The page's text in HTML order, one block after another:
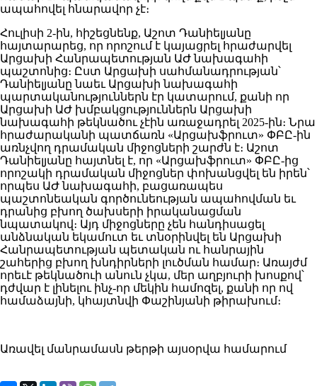
ապահովել հնարավոր չէ։
Հուլիսի 2-ին, հիշեցնենք, Աշոտ Դանիելյանը
հայտարարեց, որ որոշում է կայացրել հրաժարվել
Արցախի Հանրապետության ԱԺ նախագահի
պաշտոնից։ Ըստ Արցախի սահմանադրության՝
Դանիելյանը նաեւ Արցախի նախագահի
պարտականություններն էր կատարում, քանի որ
Արցախի ԱԺ խմբակցություններն Արցախի
նախագահի թեկնածու չէին առաջադրել 2025-ին։ Նրա
հրաժարականի պատճառն «Արցախֆրուտ» ՓԲԸ-ին
առնչվող դրամական միջոցների շարժն է։ Աշոտ
Դանիելյանը հայտնել է, որ «Արցախֆրուտ» ՓԲԸ-ից
որոշակի դրամական միջոցներ փոխանցվել են իրեն՝
որպես ԱԺ նախագահի, բացառապես
պաշտոնեական գործունեության ապահովման եւ
դրանից բխող ծախսերի իրականացման
նպատակով։ Այդ միջոցները չեն հանդիսացել
անձնական եկամուտ եւ տնօրինվել են Արցախի
Հանրապետության պետական ու հանրային
շահերից բխող խնդիրների լուծման համար։ Առայժմ
որեւէ թեկնածուի անուն չկա, մեր աղբյուրի խոսքով՝
դժվար է լինելու ինչ-որ մեկին համոզել, քանի որ ով
համաձայնի, կհայտնվի Փաշինյանի թիրախում։
Առավել մանրամասն թերթի այսօրվա համարում